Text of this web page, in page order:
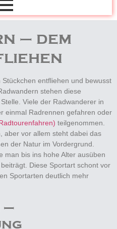
– dem
entfliehen und bewusst
stehen diese
Viele der Radwanderer in
einmal Radrennen gefahren oder
teilgenommen.
aber vor allem steht dabei das
der Natur im Vordergrund.
man bis ins hohe Alter ausüben
Diese Sportart schont vor
Sportarten deutlich mehr
–